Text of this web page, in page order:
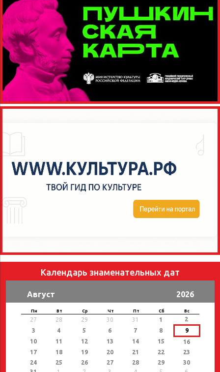
Календарь знаменательных дат
Август 2026
Пн Вт Ср Чт Пт Сб Вс
27 28 29 30 31 1
2
3
4 5 6 7 8
9
10
11 12 13 14 15
16
17
18 19 20 21 22
23
24
25 26 27 28 29
30